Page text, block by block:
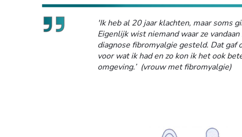
'Ik heb al 20 jaar klachten, maar soms
Eigenlijk wist niemand waar ze
diagnose fibromyalgie gesteld. Dat gaf
voor wat ik had en zo kon ik het ook
omgeving.’ (vrouw met fibromyalgie)